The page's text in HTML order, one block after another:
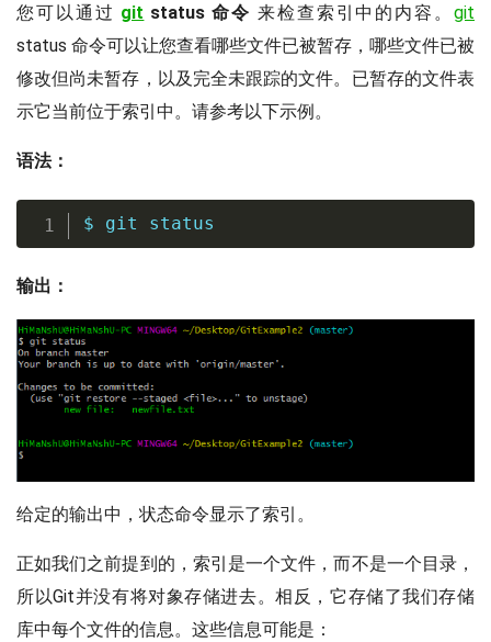
您可以通过 git status 命令 来检查索引中的内容。git
status 命令可以让您查看哪些文件已被暂存，哪些文件已被
修改但尚未暂存，以及完全未跟踪的文件。已暂存的文件表
示它当前位于索引中。请参考以下示例。
语法：
$ git status
输出：
给定的输出中，状态命令显示了索引。
正如我们之前提到的，索引是一个文件，而不是一个目录，
所以Git并没有将对象存储进去。相反，它存储了我们存储
库中每个文件的信息。这些信息可能是：